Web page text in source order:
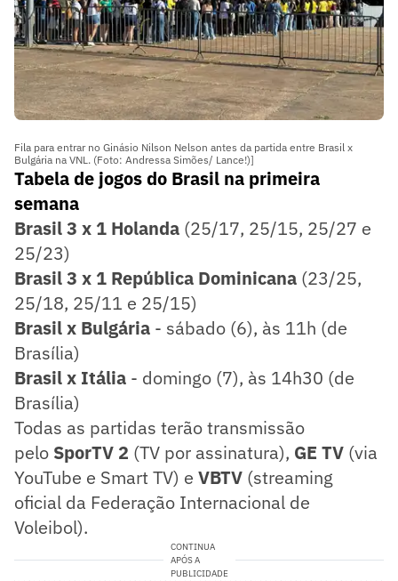
Fila para entrar no Ginásio Nilson Nelson antes da partida entre Brasil x
Bulgária na VNL. (Foto: Andressa Simões/ Lance!)]
Tabela de jogos do Brasil na primeira
semana
Brasil 3 x 1 Holanda (25/17, 25/15, 25/27 e
25/23)
Brasil 3 x 1 República Dominicana (23/25,
25/18, 25/11 e 25/15)
Brasil x Bulgária - sábado (6), às 11h (de
Brasília)
Brasil x Itália - domingo (7), às 14h30 (de
Brasília)
Todas as partidas terão transmissão
pelo SporTV 2 (TV por assinatura), GE TV (via
YouTube e Smart TV) e VBTV (streaming
oficial da Federação Internacional de
Voleibol).
CONTINUA
APÓS A
PUBLICIDADE